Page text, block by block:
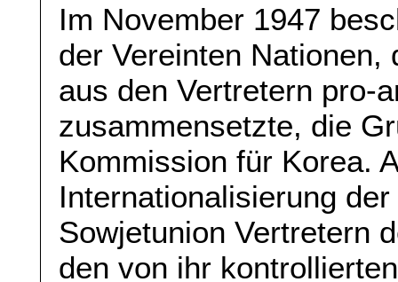
Im November 1947
der Vereinten
aus den Vertretern pro-
zusammensetzte, die
Kommission für Korea.
Internationalisierung
Sowjetunion Vertretern
den von ihr